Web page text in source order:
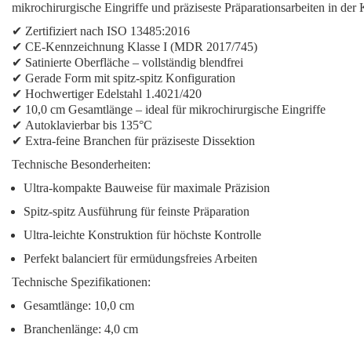
mikrochirurgische Eingriffe und präziseste Präparationsarbeiten in
✔ Zertifiziert nach ISO 13485:2016
✔ CE-Kennzeichnung Klasse I (MDR 2017/745)
✔ Satinierte Oberfläche – vollständig blendfrei
✔ Gerade Form mit spitz-spitz Konfiguration
✔ Hochwertiger Edelstahl 1.4021/420
✔ 10,0 cm Gesamtlänge – ideal für mikrochirurgische Eingriffe
✔ Autoklavierbar bis 135°C
✔ Extra-feine Branchen für präziseste Dissektion
Technische Besonderheiten:
Ultra-kompakte Bauweise für maximale Präzision
Spitz-spitz Ausführung für feinste Präparation
Ultra-leichte Konstruktion für höchste Kontrolle
Perfekt balanciert für ermüdungsfreies Arbeiten
Technische Spezifikationen:
Gesamtlänge: 10,0 cm
Branchenlänge: 4,0 cm